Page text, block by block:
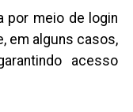
por meio de login
em alguns casos,
acesso